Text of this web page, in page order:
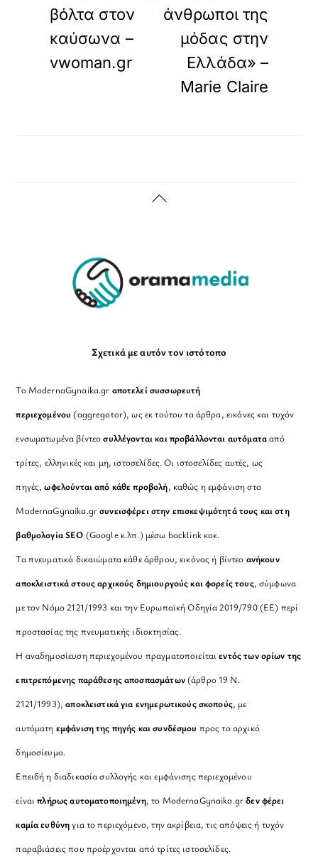
βόλτα στον
καύσωνα –
vwoman.gr
άνθρωποι της
μόδας στην
Ελλάδα» –
Marie Claire
Back
Σχετικά με αυτόν τον ιστότοπο
Το ModernaGynaika.gr αποτελεί συσσωρευτή
περιεχομένου (aggregator), ως εκ τούτου τα άρθρα, εικόνες και τυχόν
ενσωματωμένα βίντεοσυλλέγονται και προβάλλονται αυτόματααπό
τρίτες, ελληνικές και μη, ιστοσελίδες. Οι ιστοσελίδες αυτές, ως
πηγές,ωφελούνται από κάθε προβολή, καθώς η εμφάνιση στο
ModernaGynaika.grσυνεισφέρει στην επισκεψιμότητά τους και στη
βαθμολογία SEO (Google κ.λπ.) μέσω backlink κοκ.
Τα πνευματικά δικαιώματα κάθε άρθρου, εικόνας ή βίντεο ανήκουν
αποκλειστικά στους αρχικούς δημιουργούς και φορείς τους, σύμφωνα
με τον Νόμο 2121/1993 και την Ευρωπαϊκή Οδηγία 2019/790 (ΕΕ) περί
προστασίας της πνευματικής ιδιοκτησίας.
Η αναδημοσίευση περιεχομένου πραγματοποιείταιεντός των ορίων της
επιτρεπόμενης παράθεσης αποσπασμάτων(άρθρο 19 Ν.
2121/1993), αποκλειστικά για ενημερωτικούς σκοπούς, με
αυτόματη εμφάνιση της πηγής και συνδέσμου προς το αρχικό
δημοσίευμα.
Επειδή η διαδικασία συλλογής και εμφάνισης περιεχομένου
είναιπλήρως αυτοματοποιημένη, το ModernaGynaika.grδεν φέρει
καμία ευθύνηγια το περιεχόμενο, την ακρίβεια, τις απόψεις ή τυχόν
παραβιάσεις που προέρχονται από τρίτες ιστοσελίδες.